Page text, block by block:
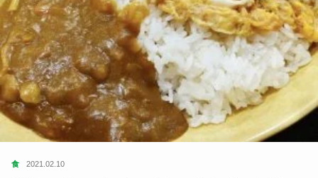
食 2021.02.10